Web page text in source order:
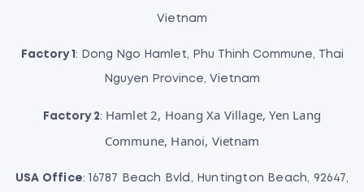
Vietnam
Factory 1 : Dong Ngo Hamlet, Phu Thinh Commune, Thai
Nguyen Province, Vietnam
Factory 2: Hamlet 2, Hoang Xa Village, Yen Lang
Commune, Hanoi, Vietnam
USA Office: 16787 Beach Bvld, Huntington Beach, 92647,